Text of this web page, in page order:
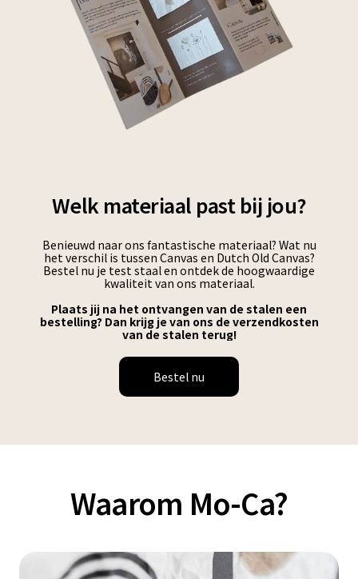
Welk materiaal past bij jou?
Benieuwd naar ons fantastische materiaal? Wat nu
het verschil is tussen Canvas en Dutch Old Canvas?
Bestel nu je test staal en ontdek de hoogwaardige
kwaliteit van ons materiaal.
Plaats jij na het ontvangen van de stalen een
bestelling? Dan krijg je van ons de verzendkosten
van de stalen terug!
Bestel nu
Waarom Mo-Ca?